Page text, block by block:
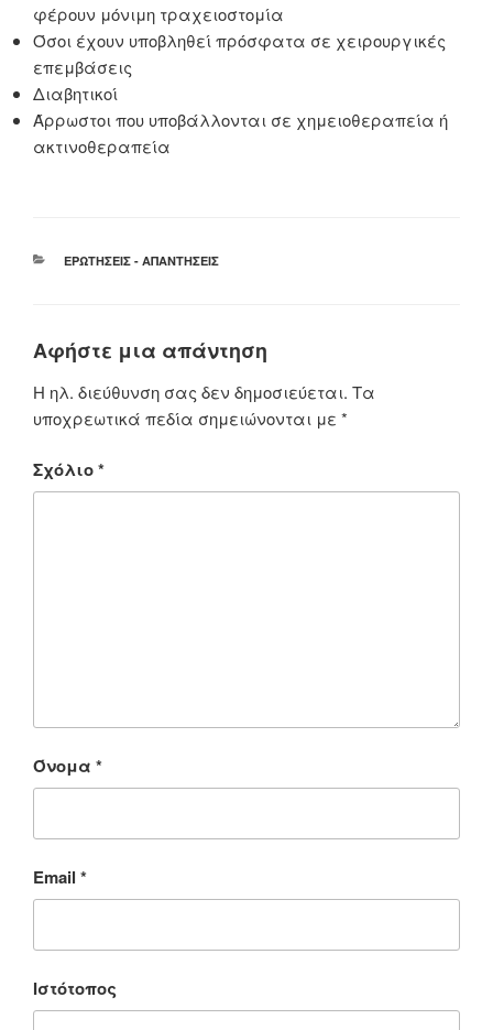
φέρουν μόνιμη τραχειοστομία
Όσοι έχουν υποβληθεί πρόσφατα σε χειρουργικές
επεμβάσεις
Διαβητικοί
Άρρωστοι που υποβάλλονται σε χημειοθεραπεία ή
ακτινοθεραπεία
ΚΑΤΗΓΟΡΊΕΣ
ΕΡΩΤΉΣΕΙΣ - ΑΠΑΝΤΉΣΕΙΣ
Αφήστε μια απάντηση
Η ηλ. διεύθυνση σας δεν δημοσιεύεται. Τα
υποχρεωτικά πεδία σημειώνονται με *
Σχόλιο*
Όνομα *
Email *
Ιστότοπος